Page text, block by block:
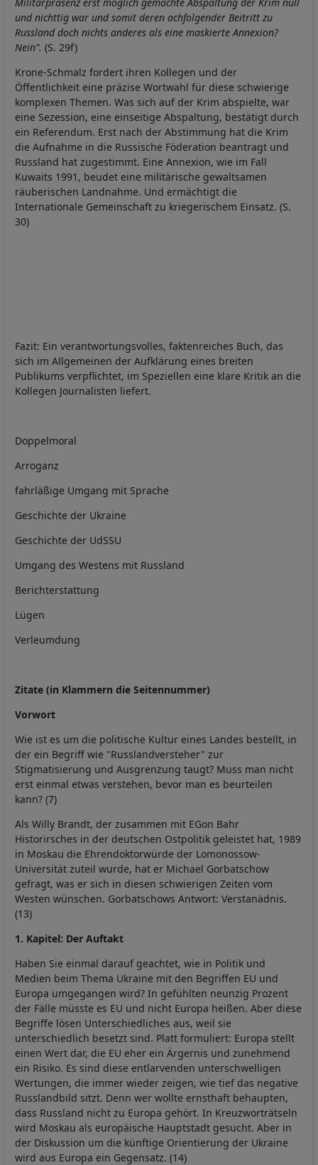
und nichttig war und somit deren achfolgender Beitritt zu
Russland doch nichts anderes als eine maskierte Annexion?
Nein". (S. 29f)
Krone-Schmalz fordert ihren Kollegen und der
Öffentlichkeit eine präzise Wortwahl für diese schwierige
komplexen Themen. Was sich auf der Krim abspielte, war
eine Sezession, eine einseitige Abspaltung, bestätigt durch
ein Referendum. Erst nach der Abstimmung hat die Krim
die Aufnahme in die Russische Föderation beantragt und
Russland hat zugestimmt. Eine Annexion, wie im Fall
Kuwaits 1991, beudet eine militärische gewaltsamen
räuberischen Landnahme. Und ermächtigt die
Internationale Gemeinschaft zu kriegerischem Einsatz. (S.
30)
Fazit: Ein verantwortungsvolles, faktenreiches Buch, das
sich im Allgemeinen der Aufklärung eines breiten
Publikums verpflichtet, im Speziellen eine klare Kritik an die
Kollegen Journalisten liefert.
Doppelmoral
Arroganz
fahrläßige Umgang mit Sprache
Geschichte der Ukraine
Geschichte der UdSSU
Umgang des Westens mit Russland
Berichterstattung
Lügen
Verleumdung
Zitate (in Klammern die Seitennummer)
Vorwort
Wie ist es um die politische Kultur eines Landes bestellt, in
der ein Begriff wie "Russlandversteher" zur
Stigmatisierung und Ausgrenzung taugt? Muss man nicht
erst einmal etwas verstehen, bevor man es beurteilen
kann? (7)
Als Willy Brandt, der zusammen mit EGon Bahr
Historirsches in der deutschen Ostpolitik geleistet hat, 1989
in Moskau die Ehrendoktorwürde der Lomonossow-
Universität zuteil wurde, hat er Michael Gorbatschow
gefragt, was er sich in diesen schwierigen Zeiten vom
Westen wünschen. Gorbatschows Antwort: Verstanädnis.
(13)
1. Kapitel: Der Auftakt
Haben Sie einmal darauf geachtet, wie in Politik und
Medien beim Thema Ukraine mit den Begriffen EU und
Europa umgegangen wird? In gefühlten neunzig Prozent
der Fälle müsste es EU und nicht Europa heißen. Aber diese
Begriffe lösen Unterschiedliches aus, weil sie
unterschiedlich besetzt sind. Platt formuliert: Europa stellt
einen Wert dar, die EU eher ein Ärgernis und zunehmend
ein Risiko. Es sind diese entlarvenden unterschwelligen
Wertungen, die immer wieder zeigen, wie tief das negative
Russlandbild sitzt. Denn wer wollte ernsthaft behaupten,
dass Russland nicht zu Europa gehört. In Kreuzworträtseln
wird Moskau als europäische Hauptstadt gesucht. Aber in
der Diskussion um die künftige Orientierung der Ukraine
wird aus Europa ein Gegensatz. (14)